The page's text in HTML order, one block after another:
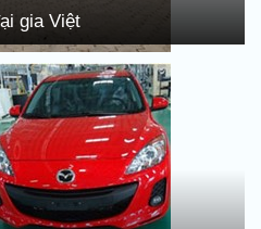
gia Việt